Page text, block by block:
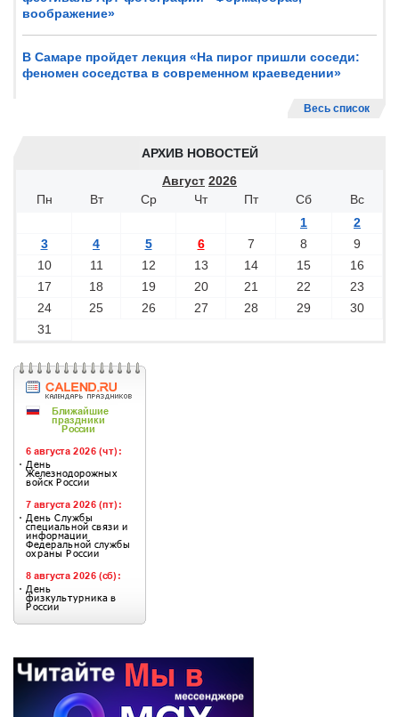
воображение»
В Самаре пройдет лекция «На пирог пришли соседи:
феномен соседства в современном краеведении»
Весь список
АРХИВ НОВОСТЕЙ
Август 2026
Пн
Вт Ср Чт Пт Сб
Вс
1
2
3
4 5 6 7 8
9
10
11 12 13 14 15
16
17
18 19 20 21 22
23
24
25 26 27 28 29
30
31